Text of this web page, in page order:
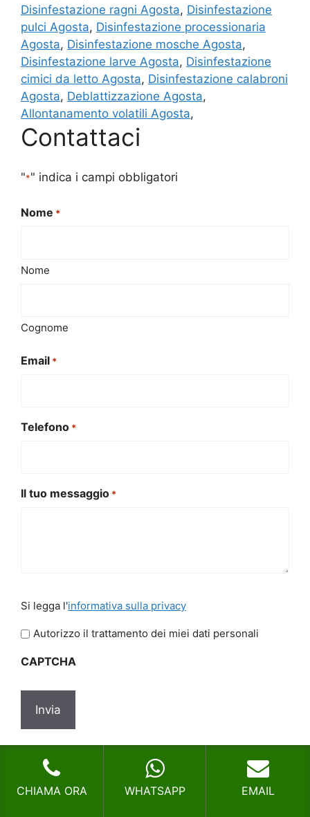
Disinfestazione ragni Agosta, Disinfestazione
pulci Agosta, Disinfestazione processionaria
Agosta, Disinfestazione mosche Agosta,
Disinfestazione larve Agosta, Disinfestazione
cimici da letto Agosta, Disinfestazione calabroni
Agosta, Deblattizzazione Agosta,
Allontanamento volatili Agosta,
Contattaci
"*" indica i campi obbligatori
Nome *
Nome
Cognome
Email *
Telefono *
Il tuo messaggio *
legga
l'informativa
privacy
Si legga l'informativa sulla privacy
Autorizzo il trattamento dei miei dati personali
CAPTCHA
Tag
Agosta
Disinfestazione Larve Vitinia
CHIAMA ORA WHATSAPP EMAIL